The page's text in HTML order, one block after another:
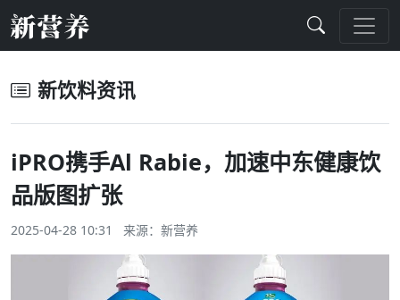
新饮料资讯
iPRO携手Al Rabie，加速中东健康饮
品版图扩张
2025-04-28 10:31 来源： 新营养